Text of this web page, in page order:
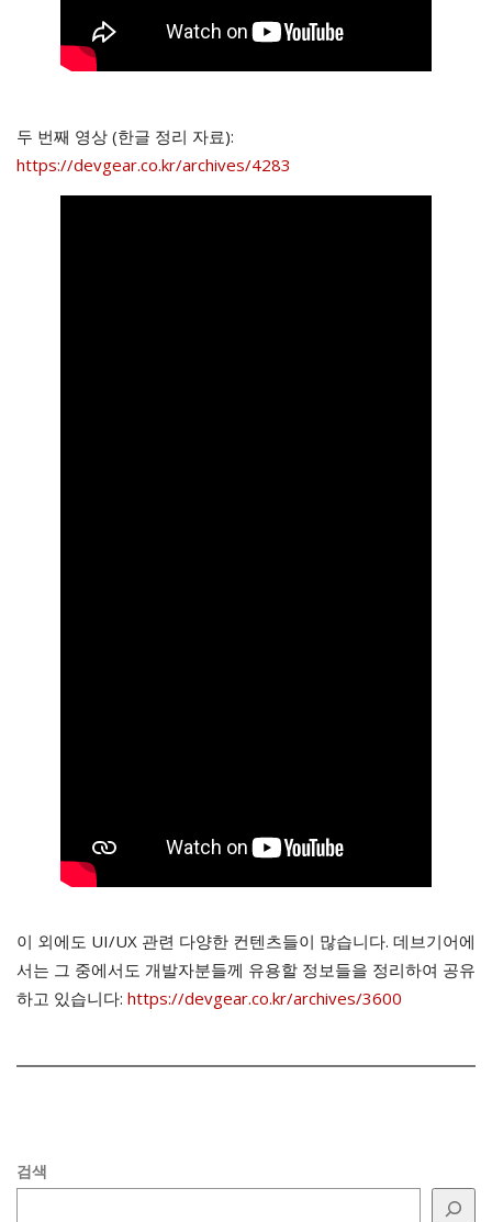
두 번째 영상 (한글 정리 자료):
https://devgear.co.kr/archives/4283
이 외에도 UI/UX 관련 다양한 컨텐츠들이 많습니다. 데브기어에
서는 그 중에서도 개발자분들께 유용할 정보들을 정리하여 공유
하고 있습니다: https://devgear.co.kr/archives/3600
검색